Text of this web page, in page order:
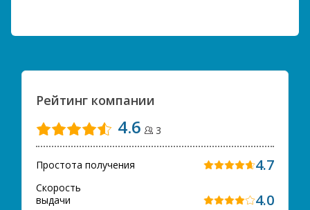
Рейтинг компании
4.6 3
Простота получения 4.7
Скорость
выдачи
4.0